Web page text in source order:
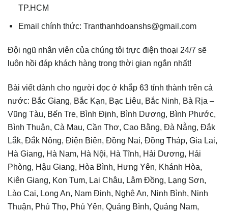
TP.HCM
Email chính thức: Tranthanhdoanshs@gmail.com
Đội ngũ nhân viên của chúng tôi trực điện thoại 24/7 sẽ
luôn hồi đáp khách hàng trong thời gian ngắn nhất!
Bài viết dành cho người đọc ở khắp 63 tỉnh thành trên cả
nước: Bắc Giang, Bắc Kạn, Bạc Liêu, Bắc Ninh, Bà Rịa –
Vũng Tàu, Bến Tre, Bình Định, Bình Dương, Bình Phước,
Bình Thuận, Cà Mau, Cần Thơ, Cao Bằng, Đà Nẵng, Đắk
Lắk, Đắk Nông, Điện Biên, Đồng Nai, Đồng Tháp, Gia Lai,
Hà Giang, Hà Nam, Hà Nội, Hà Tĩnh, Hải Dương, Hải
Phòng, Hậu Giang, Hòa Bình, Hưng Yên, Khánh Hòa,
Kiên Giang, Kon Tum, Lai Châu, Lâm Đồng, Lạng Sơn,
Lào Cai, Long An, Nam Định, Nghệ An, Ninh Bình, Ninh
Thuận, Phú Thọ, Phú Yên, Quảng Bình, Quảng Nam,